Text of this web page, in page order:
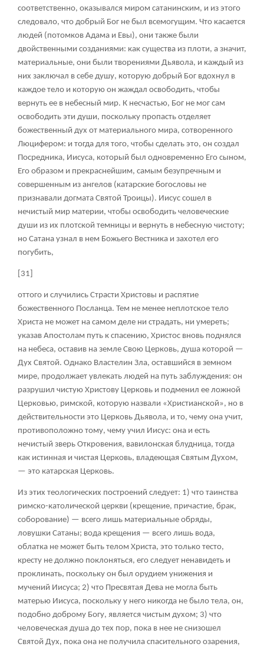
соответственно, оказывался миром сатанинским, и из этого
следовало, что добрый Бог не был всемогущим. Что касается
людей (потомков Адама и Евы), они также были
двойственными созданиями: как существа из плоти, а значит,
материальные, они были творениями Дьявола, и каждый из
них заключал в себе душу, которую добрый Бог вдохнул в
каждое тело и которую он жаждал освободить, чтобы
вернуть ее в небесный мир. К несчастью, Бог не мог сам
освободить эти души, поскольку пропасть отделяет
божественный дух от материального мира, сотворенного
Люцифером: и тогда для того, чтобы сделать это, он создал
Посредника, Иисуса, который был одновременно Его сыном,
Его образом и прекраснейшим, самым безупречным и
совершенным из ангелов (катарские богословы не
признавали догмата Святой Троицы). Иисус сошел в
нечистый мир материи, чтобы освободить человеческие
души из их плотской темницы и вернуть в небесную чистоту;
но Сатана узнал в нем Божьего Вестника и захотел его
погубить,
[31]
оттого и случились Страсти Христовы и распятие
божественного Посланца. Тем не менее неплотское тело
Христа не может на самом деле ни страдать, ни умереть;
указав Апостолам путь к спасению, Христос вновь поднялся
на небеса, оставив на земле Свою Церковь, душа которой —
Дух Святой. Однако Властелин Зла, оставшийся в земном
мире, продолжает увлекать людей на путь заблуждения: он
разрушил чистую Христову Церковь и подменил ее ложной
Церковью, римской, которую назвали «Христианской», но в
действительности это Церковь Дьявола, и то, чему она учит,
противоположно тому, чему учил Иисус: она и есть
нечистый зверь Откровения, вавилонская блудница, тогда
как истинная и чистая Церковь, владеющая Святым Духом,
— это катарская Церковь.
Из этих теологических построений следует: 1) что таинства
римско-католической церкви (крещение, причастие, брак,
соборование) — всего лишь материальные обряды,
ловушки Сатаны; вода крещения — всего лишь вода,
облатка не может быть телом Христа, это только тесто,
кресту не должно поклоняться, его следует ненавидеть и
проклинать, поскольку он был орудием унижения и
мучений Иисуса; 2) что Пресвятая Дева не могла быть
матерью Иисуса, поскольку у него никогда не было тела, он,
подобно доброму Богу, является чистым духом; 3) что
человеческая душа до тех пор, пока в нее не снизошел
Святой Дух, пока она не получила спасительного озарения,